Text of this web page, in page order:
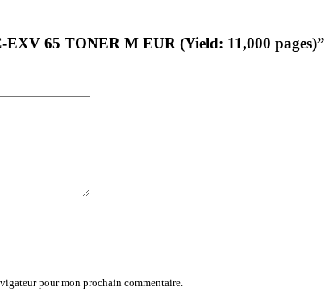
EXV 65 TONER M EUR (Yield: 11,000 pages)”
pour mon prochain commentaire.